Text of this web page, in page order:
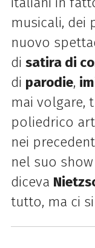
musicali, dei
nuovo
di satira di
di parodie,
mai volgare,
poliedrico
nei
nel suo
diceva
tutto, ma ci